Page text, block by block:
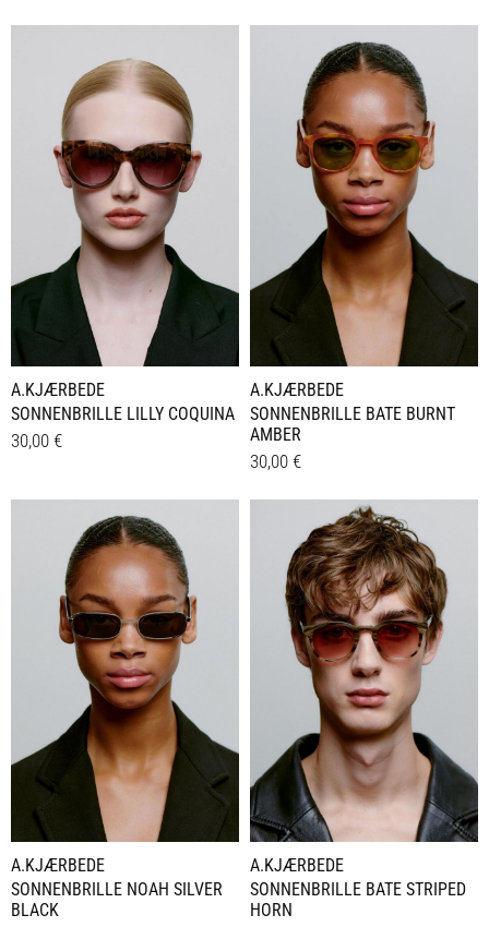
Details Details
A.KJÆRBEDE
SONNENBRILLE LILLY COQUINA
30,00 €
A.KJÆRBEDE
SONNENBRILLE BATE BURNT
AMBER
30,00 €
Details
A.KJÆRBEDE
SONNENBRILLE NOAH SILVER
BLACK
A.KJÆRBEDE
SONNENBRILLE BATE STRIPED
HORN